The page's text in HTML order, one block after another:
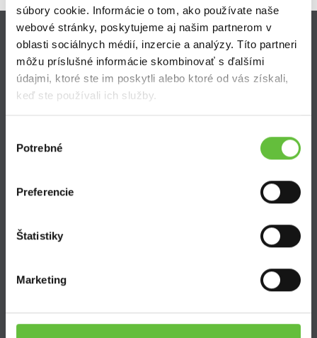
súbory cookie. Informácie o tom, ako používate naše
webové stránky, poskytujeme aj našim partnerom v
oblasti sociálnych médií, inzercie a analýzy. Títo partneri
môžu príslušné informácie skombinovať s ďalšími
údajmi, ktoré ste im poskytli alebo ktoré od vás získali,
keď ste používali ich služby.
súhlasu
Potrebné
Preferencie
Štatistiky
Marketing
Zistite viac
Ako Super Sused funguje?
Ako sa stať Super Susedom?
Často kladené otázky